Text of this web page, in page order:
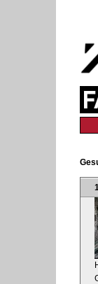
Navigation
Sektionen